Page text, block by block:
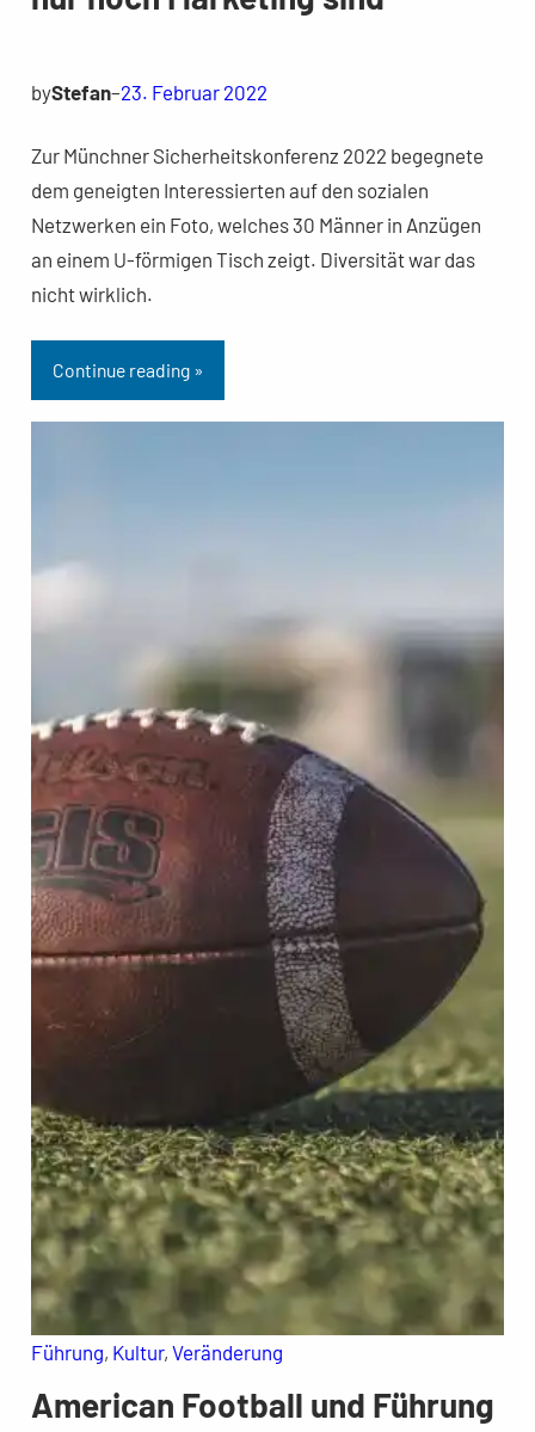
byStefan–23. Februar 2022
Zur Münchner Sicherheitskonferenz 2022 begegnete
dem geneigten Interessierten auf den sozialen
Netzwerken ein Foto, welches 30 Männer in Anzügen
an einem U-förmigen Tisch zeigt. Diversität war das
nicht wirklich.
Continue reading »
Führung, Kultur, Veränderung
American Football und Führung